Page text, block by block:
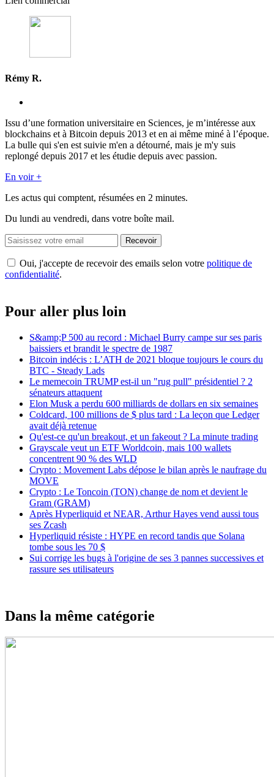
Rémy R.
Issu d’une formation universitaire en Sciences, je m’intéresse aux
blockchains et à Bitcoin depuis 2013 et en ai même miné à l’époque.
La bulle qui s'en est suivie m'en a détourné, mais je m'y suis
replongé depuis 2017 et les étudie depuis avec passion.
En voir +
Les actus qui comptent, résumées en 2 minutes.
Du lundi au vendredi, dans votre boîte mail.
Recevoir
Oui, j'accepte de recevoir des emails selon votre politique de
confidentialité.
Pour aller plus loin
S&amp;P 500 au record : Michael Burry campe sur ses paris
baissiers et brandit le spectre de 1987
Bitcoin indécis : L’ATH de 2021 bloque toujours le cours du
BTC - Steady Lads
Le memecoin TRUMP est-il un "rug pull" présidentiel ? 2
sénateurs attaquent
Elon Musk a perdu 600 milliards de dollars en six semaines
Coldcard, 100 millions de $ plus tard : La leçon que Ledger
avait déjà retenue
Qu'est-ce qu'un breakout, et un fakeout ? La minute trading
Grayscale veut un ETF Worldcoin, mais 100 wallets
concentrent 90 % des WLD
Crypto : Movement Labs dépose le bilan après le naufrage du
MOVE
Crypto : Le Toncoin (TON) change de nom et devient le
Gram (GRAM)
Après Hyperliquid et NEAR, Arthur Hayes vend aussi tous
ses Zcash
Hyperliquid résiste : HYPE en record tandis que Solana
tombe sous les 70 $
Sui corrige les bugs à l'origine de ses 3 pannes successives et
rassure ses utilisateurs
Dans la même catégorie